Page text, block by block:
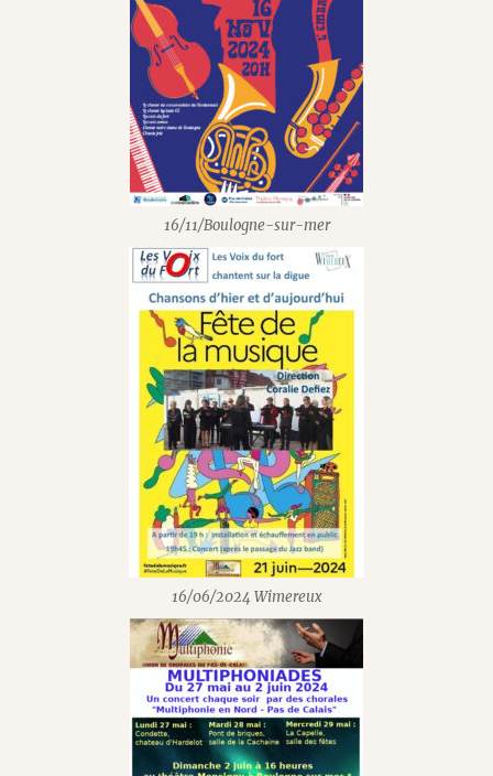
16/11/Boulogne-sur-mer
16/06/2024 Wimereux